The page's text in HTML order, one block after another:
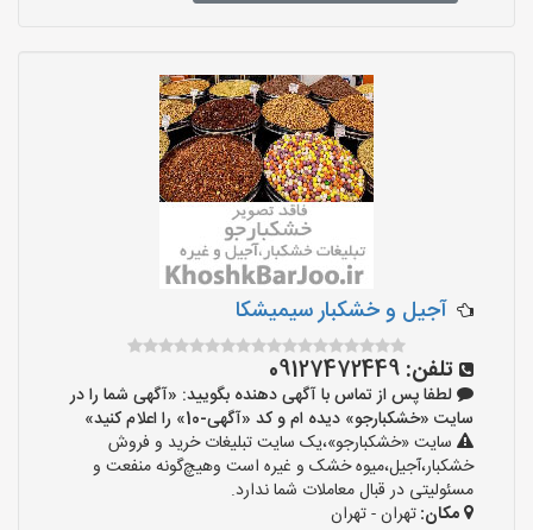
آجیل و خشکبار سیمیشکا
تلفن: 09127472449
لطفا پس از تماس با آگهی دهنده بگویید: «آگهی شما را در
سایت «خشکبارجو» دیده ام و کد «آگهی-10» را اعلام کنید»
سایت «خشکبارجو»،یک سایت تبلیغات خرید و فروش
خشکبار،آجیل،میوه خشک و غیره است وهیچ‌گونه منفعت و
مسئولیتی در قبال معاملات شما ندارد.
مکان:تهران - تهران